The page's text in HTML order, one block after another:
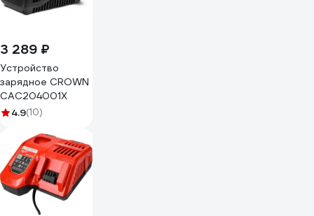
3 289 ₽
Устройство
зарядное CROWN
CAC204001X
4.9(10)